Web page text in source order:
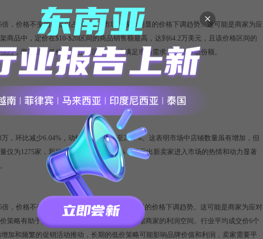
，价格不变的商品仅占10.2%，市场呈现出明显的价格下调趋势。这可能是商家为应
品中，定价在$10-$20区间的商品销售额最高，达到64.2万美元，且该价格区间的
，商家在中低价位推出新品能够迅速满足市场需求，提高市场份额。
，环比减少6.04%，动销率显著下降至23.1%。这表明市场中店铺数量虽有增加，但
为1275家，新增比例大幅下降65.70%，显示出新卖家进入市场的热情和动力显著
，价格不变的商品仅占10.2%，市场存在明显的价格下调趋势。这可能是商家为应对
策略有助于推动短期销量增长，但可能会压缩商家的利润空间。行业平均成交价6个
加和频繁的促销活动推动，长期的低价策略可能影响品牌价值和利润，卖家需要平